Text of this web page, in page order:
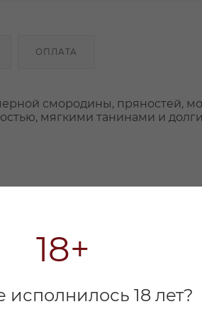
18+
исполнилось 18 лет?
ОПЛАТА
смородины, пряностей,
мягкими танинами и